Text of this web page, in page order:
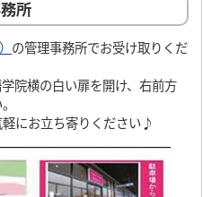
所
の管理事務所でお受け取りくだ
院横の白い扉を開け、右前方
軽にお立ち寄りください♪